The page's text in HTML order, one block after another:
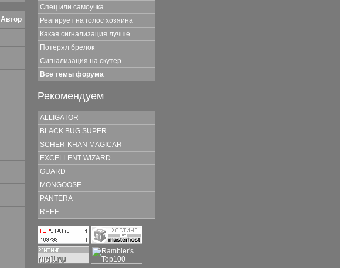
Автор
Спец или самоучка
Реагирует на голос хозяина
Какая сигнализация лучше
Потерял брелок
Сигнализация на скутер
Все темы форума
Рекомендуем
ALLIGATOR
BLACK BUG SUPER
SCHER-KHAN MAGICAR
EXCELLENT WIZARD
GUARD
MONGOOSE
PANTERA
REEF